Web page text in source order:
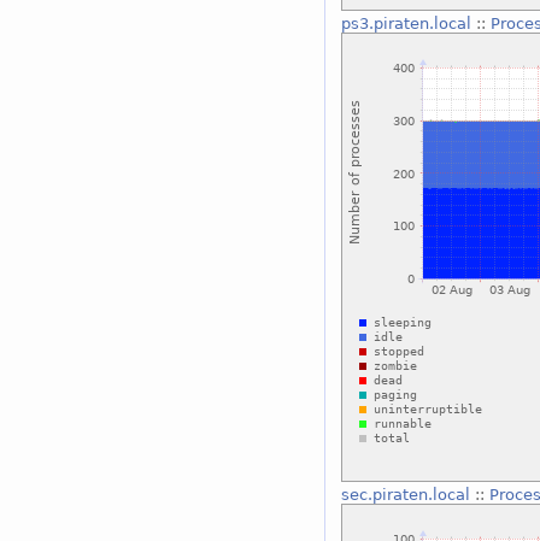
ps3.piraten.local ::
sec.piraten.local ::